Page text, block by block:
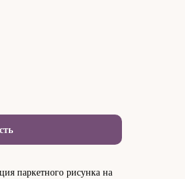
паркетного рисунка на